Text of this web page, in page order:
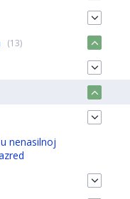
(13)
nenasilnoj